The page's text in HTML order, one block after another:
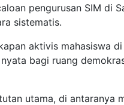
pengurusan SIM di
sistematis.
aktivis mahasiswa
bagi ruang
utama, di antaranya